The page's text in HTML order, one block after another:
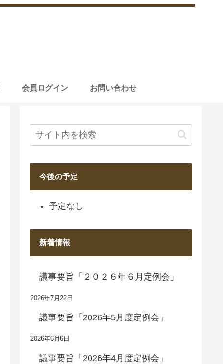
会員ログイン お問い合わせ
今後の予定
予定なし
新着情報
議事要旨「２０２６年６月定例会」
2026年7月22日
議事要旨「2026年5月度定例会」
2026年6月6日
議事要旨「2026年4月度定例会」